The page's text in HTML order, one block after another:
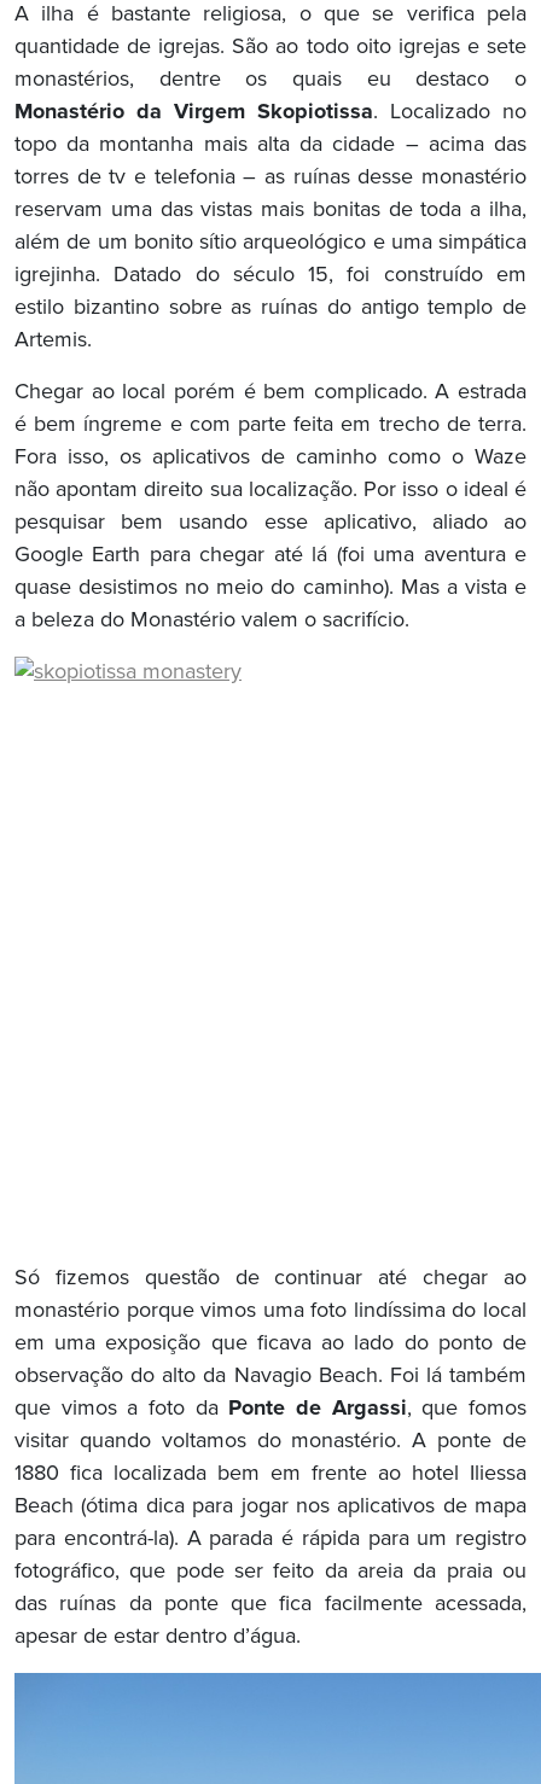
A ilha é bastante religiosa, o que se verifica pela
quantidade de igrejas. São ao todo oito igrejas e sete
monastérios, dentre os quais eu destaco o
Monastério da Virgem Skopiotissa. Localizado no
topo da montanha mais alta da cidade – acima das
torres de tv e telefonia – as ruínas desse monastério
reservam uma das vistas mais bonitas de toda a ilha,
além de um bonito sítio arqueológico e uma simpática
igrejinha. Datado do século 15, foi construído em
estilo bizantino sobre as ruínas do antigo templo de
Artemis.
Chegar ao local porém é bem complicado. A estrada
é bem íngreme e com parte feita em trecho de terra.
Fora isso, os aplicativos de caminho como o Waze
não apontam direito sua localização. Por isso o ideal é
pesquisar bem usando esse aplicativo, aliado ao
Google Earth para chegar até lá (foi uma aventura e
quase desistimos no meio do caminho). Mas a vista e
a beleza do Monastério valem o sacrifício.
Só fizemos questão de continuar até chegar ao
monastério porque vimos uma foto lindíssima do local
em uma exposição que ficava ao lado do ponto de
observação do alto da Navagio Beach. Foi lá também
que vimos a foto da Ponte de Argassi, que fomos
visitar quando voltamos do monastério. A ponte de
1880 fica localizada bem em frente ao hotel Iliessa
Beach (ótima dica para jogar nos aplicativos de mapa
para encontrá-la). A parada é rápida para um registro
fotográfico, que pode ser feito da areia da praia ou
das ruínas da ponte que fica facilmente acessada,
apesar de estar dentro d’água.